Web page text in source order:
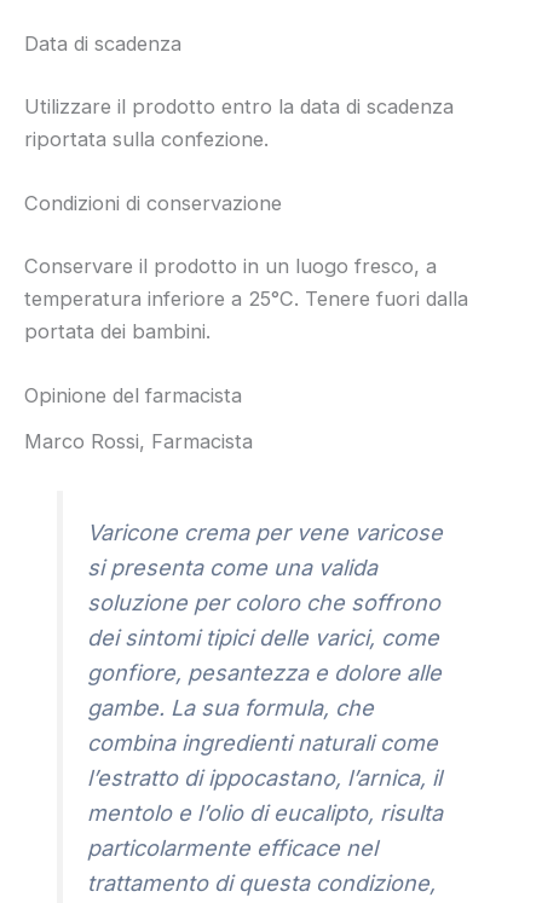
Data di scadenza
Utilizzare il prodotto entro la data di scadenza
riportata sulla confezione.
Condizioni di conservazione
Conservare il prodotto in un luogo fresco, a
temperatura inferiore a 25°C. Tenere fuori dalla
portata dei bambini.
Opinione del farmacista
Marco Rossi, Farmacista
Varicone crema per vene varicose
si presenta come una valida
soluzione per coloro che soffrono
dei sintomi tipici delle varici, come
gonfiore, pesantezza e dolore alle
gambe. La sua formula, che
combina ingredienti naturali come
l’estratto di ippocastano, l’arnica, il
mentolo e l’olio di eucalipto, risulta
particolarmente efficace nel
trattamento di questa condizione,